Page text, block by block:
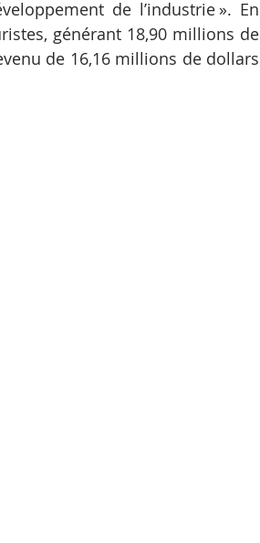
de l’industrie ». En
générant 18,90 millions de
de 16,16 millions de dollars